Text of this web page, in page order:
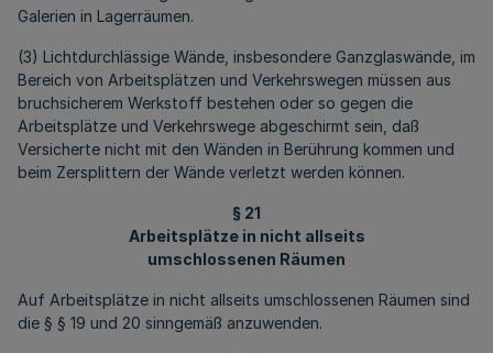
Galerien in Lagerräumen.
(3) Lichtdurchlässige Wände, insbesondere Ganzglaswände, im
Bereich von Arbeitsplätzen und Verkehrswegen müssen aus
bruchsicherem Werkstoff bestehen oder so gegen die
Arbeitsplätze und Verkehrswege abgeschirmt sein, daß
Versicherte nicht mit den Wänden in Berührung kommen und
beim Zersplittern der Wände verletzt werden können.
§ 21
Arbeitsplätze in nicht allseits
umschlossenen Räumen
Auf Arbeitsplätze in nicht allseits umschlossenen Räumen sind
die § § 19 und 20 sinngemäß anzuwenden.